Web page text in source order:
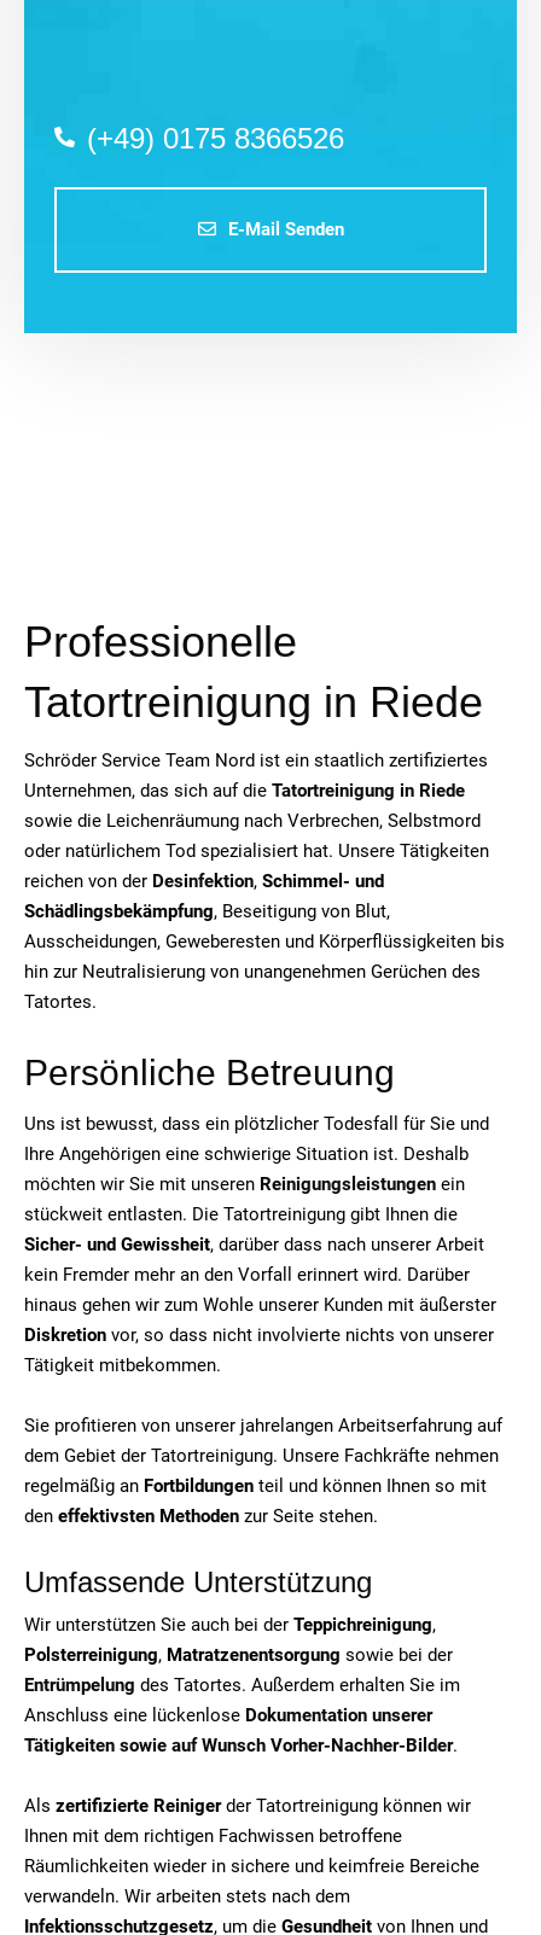
(+49) 0175 8366526
E-Mail Senden
Professionelle
Tatortreinigung in Riede
Schröder Service Team Nord ist ein staatlich zertifiziertes
Unternehmen, das sich auf die Tatortreinigung in Riede
sowie die Leichenräumung nach Verbrechen, Selbstmord
oder natürlichem Tod spezialisiert hat. Unsere Tätigkeiten
reichen von der Desinfektion, Schimmel- und
Schädlingsbekämpfung, Beseitigung von Blut,
Ausscheidungen, Geweberesten und Körperflüssigkeiten bis
hin zur Neutralisierung von unangenehmen Gerüchen des
Tatortes.
Persönliche Betreuung
Uns ist bewusst, dass ein plötzlicher Todesfall für Sie und
Ihre Angehörigen eine schwierige Situation ist. Deshalb
möchten wir Sie mit unseren Reinigungsleistungen ein
stückweit entlasten. Die Tatortreinigung gibt Ihnen die
Sicher- und Gewissheit, darüber dass nach unserer Arbeit
kein Fremder mehr an den Vorfall erinnert wird. Darüber
hinaus gehen wir zum Wohle unserer Kunden mit äußerster
Diskretion vor, so dass nicht involvierte nichts von unserer
Tätigkeit mitbekommen.
Sie profitieren von unserer jahrelangen Arbeitserfahrung auf
dem Gebiet der Tatortreinigung. Unsere Fachkräfte nehmen
regelmäßig an Fortbildungen teil und können Ihnen so mit
den effektivsten Methoden zur Seite stehen.
Umfassende Unterstützung
Wir unterstützen Sie auch bei der Teppichreinigung,
Polsterreinigung, Matratzenentsorgung sowie bei der
Entrümpelung des Tatortes. Außerdem erhalten Sie im
Anschluss eine lückenlose Dokumentation unserer
Tätigkeiten sowie auf Wunsch Vorher-Nachher-Bilder.
Als zertifizierte Reinigerder Tatortreinigung können wir
Ihnen mit dem richtigen Fachwissen betroffene
Räumlichkeiten wieder in sichere und keimfreie Bereiche
verwandeln. Wir arbeiten stets nach dem
Infektionsschutzgesetz, um die Gesundheit von Ihnen und